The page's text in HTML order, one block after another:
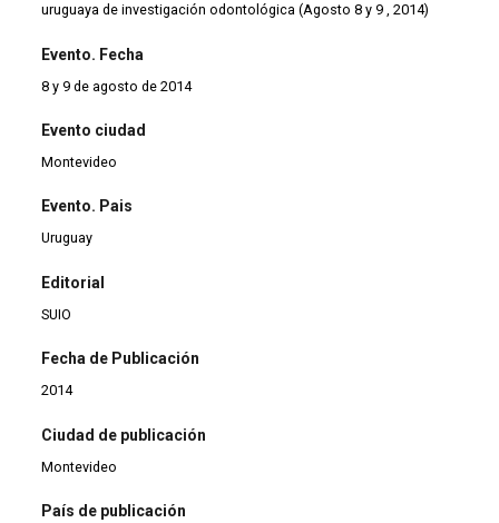
uruguaya de investigación odontológica (Agosto 8 y 9 , 2014)
Evento. Fecha
8 y 9 de agosto de 2014
Evento ciudad
Montevideo
Evento. Pais
Uruguay
Editorial
SUIO
Fecha de Publicación
2014
Ciudad de publicación
Montevideo
País de publicación